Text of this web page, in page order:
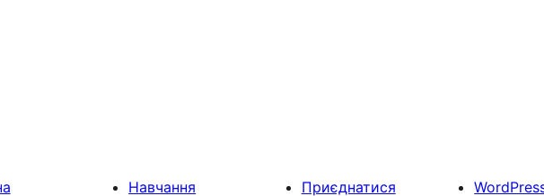
Навчання
Приєднатися